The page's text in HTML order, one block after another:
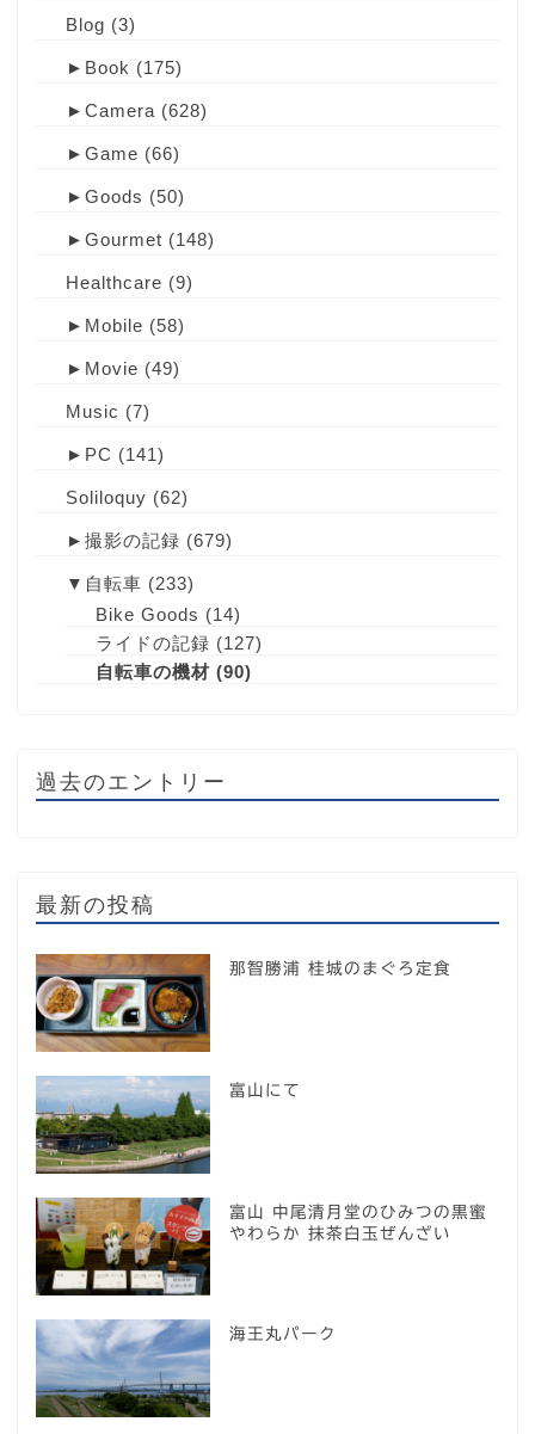
Blog (3)
► Book (175)
► Camera (628)
► Game (66)
► Goods (50)
► Gourmet (148)
Healthcare (9)
► Mobile (58)
► Movie (49)
Music (7)
► PC (141)
Soliloquy (62)
► 撮影の記録 (679)
▼ 自転車 (233)
Bike Goods (14)
ライドの記録 (127)
自転車の機材 (90)
過去のエントリー
最新の投稿
那智勝浦 桂城のまぐろ定食
富山にて
富山 中尾清月堂のひみつの黒蜜
やわらか 抹茶白玉ぜんざい
海王丸パーク